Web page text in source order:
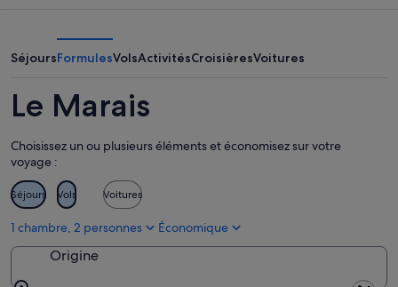
-
10
11
le
prochain,
août
-
16
août
SéjoursFormulesVolsActivitésCroisièresVoitures
Le Marais
Choisissez un ou plusieurs éléments et économisez sur votre
voyage :
Séjours Vols Voitures
1 chambre, 2 personnes Économique
Origine